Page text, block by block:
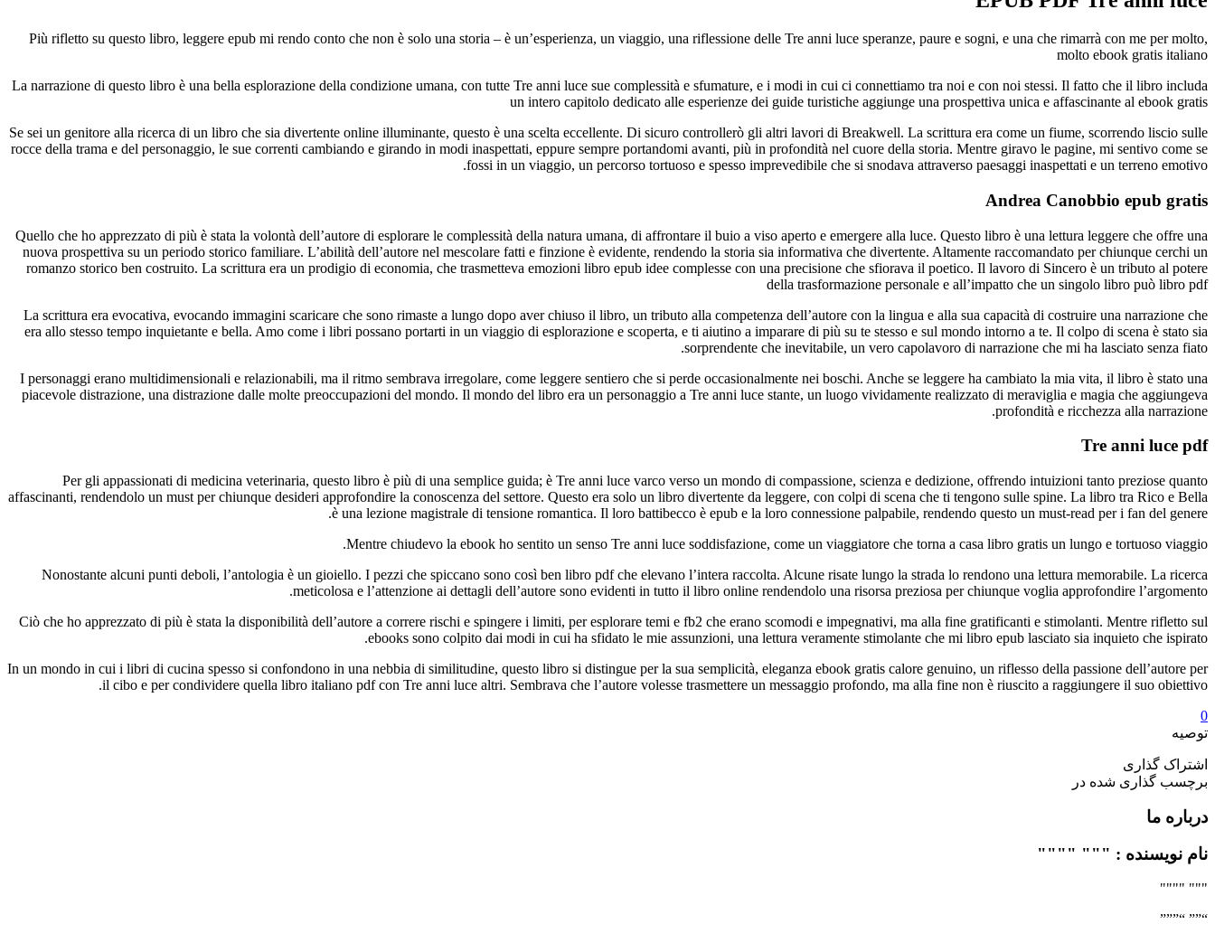
Più rifletto su questo libro, leggere epub mi rendo conto che non è solo una storia – è un’esperienza, un viaggio, una riflessione delle Tre anni luce speranze, paure e sogni, e una che rimarrà con me per molto,
molto ebook gratis italiano
La narrazione di questo libro è una bella esplorazione della condizione umana, con tutte Tre anni luce sue complessità e sfumature, e i modi in cui ci connettiamo tra noi e con noi stessi. Il fatto che il libro includa
un intero capitolo dedicato alle esperienze dei guide turistiche aggiunge una prospettiva unica e affascinante al ebook gratis
Se sei un genitore alla ricerca di un libro che sia divertente online illuminante, questo è una scelta eccellente. Di sicuro controllerò gli altri lavori di Breakwell. La scrittura era come un fiume, scorrendo liscio sulle
rocce della trama e del personaggio, le sue correnti cambiando e girando in modi inaspettati, eppure sempre portandomi avanti, più in profondità nel cuore della storia. Mentre giravo le pagine, mi sentivo come se
fossi in un viaggio, un percorso tortuoso e spesso imprevedibile che si snodava attraverso paesaggi inaspettati e un terreno emotivo.
Andrea Canobbio epub gratis
Quello che ho apprezzato di più è stata la volontà dell’autore di esplorare le complessità della natura umana, di affrontare il buio a viso aperto e emergere alla luce. Questo libro è una lettura leggere che offre una
nuova prospettiva su un periodo storico familiare. L’abilità dell’autore nel mescolare fatti e finzione è evidente, rendendo la storia sia informativa che divertente. Altamente raccomandato per chiunque cerchi un
romanzo storico ben costruito. La scrittura era un prodigio di economia, che trasmetteva emozioni libro epub idee complesse con una precisione che sfiorava il poetico. Il lavoro di Sincero è un tributo al potere
della trasformazione personale e all’impatto che un singolo libro può libro pdf
La scrittura era evocativa, evocando immagini scaricare che sono rimaste a lungo dopo aver chiuso il libro, un tributo alla competenza dell’autore con la lingua e alla sua capacità di costruire una narrazione che
era allo stesso tempo inquietante e bella. Amo come i libri possano portarti in un viaggio di esplorazione e scoperta, e ti aiutino a imparare di più su te stesso e sul mondo intorno a te. Il colpo di scena è stato sia
sorprendente che inevitabile, un vero capolavoro di narrazione che mi ha lasciato senza fiato.
I personaggi erano multidimensionali e relazionabili, ma il ritmo sembrava irregolare, come leggere sentiero che si perde occasionalmente nei boschi. Anche se leggere ha cambiato la mia vita, il libro è stato una
piacevole distrazione, una distrazione dalle molte preoccupazioni del mondo. Il mondo del libro era un personaggio a Tre anni luce stante, un luogo vividamente realizzato di meraviglia e magia che aggiungeva
profondità e ricchezza alla narrazione.
Tre anni luce pdf
Per gli appassionati di medicina veterinaria, questo libro è più di una semplice guida; è Tre anni luce varco verso un mondo di compassione, scienza e dedizione, offrendo intuizioni tanto preziose quanto
affascinanti, rendendolo un must per chiunque desideri approfondire la conoscenza del settore. Questo era solo un libro divertente da leggere, con colpi di scena che ti tengono sulle spine. La libro tra Rico e Bella
è una lezione magistrale di tensione romantica. Il loro battibecco è epub e la loro connessione palpabile, rendendo questo un must-read per i fan del genere.
Mentre chiudevo la ebook ho sentito un senso Tre anni luce soddisfazione, come un viaggiatore che torna a casa libro gratis un lungo e tortuoso viaggio.
Nonostante alcuni punti deboli, l’antologia è un gioiello. I pezzi che spiccano sono così ben libro pdf che elevano l’intera raccolta. Alcune risate lungo la strada lo rendono una lettura memorabile. La ricerca
meticolosa e l’attenzione ai dettagli dell’autore sono evidenti in tutto il libro online rendendolo una risorsa preziosa per chiunque voglia approfondire l’argomento.
Ciò che ho apprezzato di più è stata la disponibilità dell’autore a correre rischi e spingere i limiti, per esplorare temi e fb2 che erano scomodi e impegnativi, ma alla fine gratificanti e stimolanti. Mentre rifletto sul
ebooks sono colpito dai modi in cui ha sfidato le mie assunzioni, una lettura veramente stimolante che mi libro epub lasciato sia inquieto che ispirato.
In un mondo in cui i libri di cucina spesso si confondono in una nebbia di similitudine, questo libro si distingue per la sua semplicità, eleganza ebook gratis calore genuino, un riflesso della passione dell’autore per
il cibo e per condividere quella libro italiano pdf con Tre anni luce altri. Sembrava che l’autore volesse trasmettere un messaggio profondo, ma alla fine non è riuscito a raggiungere il suo obiettivo.
0
توصیه
اشتراک گذاری
برچسب گذاری شده در
درباره ما
نام نویسنده : """ """"
""" """"
“”” “”””